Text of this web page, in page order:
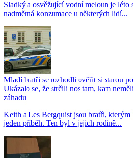
Sladký a osvěžující vodní meloun je léto
nadměrná konzumace u některých lidí...
Mladí bratři se rozhodli ověřit si starou
Ukázalo se, že strčili nos tam, kam
záhadu
Keith a Les Bergquist jsou bratři, kterým
jeden příběh. Ten byl v jejich rodině...